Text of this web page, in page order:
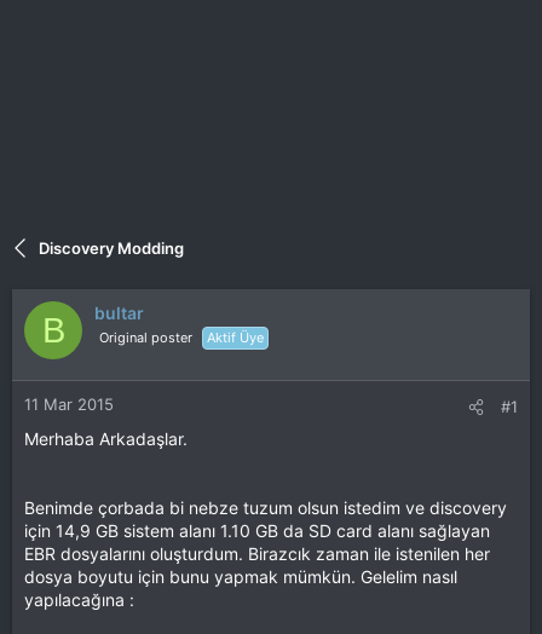
Discovery Modding
B bultar
Original poster Aktif Üye
11 Mar 2015 #1
Merhaba Arkadaşlar.
Benimde çorbada bi nebze tuzum olsun istedim ve discovery
için 14,9 GB sistem alanı 1.10 GB da SD card alanı sağlayan
EBR dosyalarını oluşturdum. Birazcık zaman ile istenilen her
dosya boyutu için bunu yapmak mümkün. Gelelim nasıl
yapılacağına :